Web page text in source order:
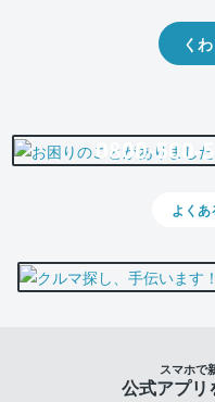
く
0800-500-
よく
スマホで
公式アプリ